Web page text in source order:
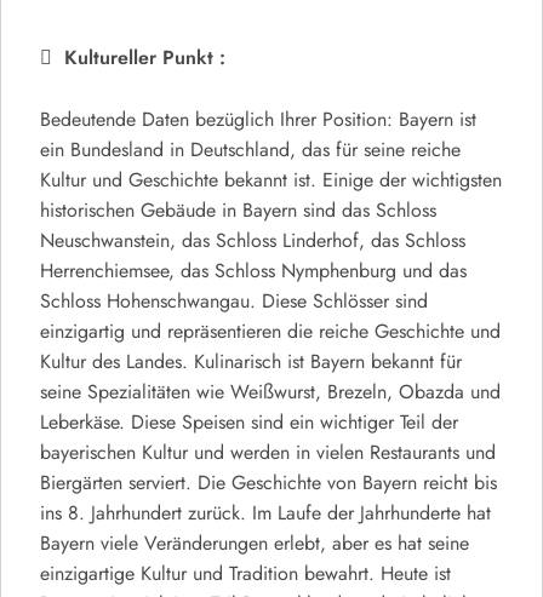
Kultureller Punkt :
Bedeutende Daten bezüglich Ihrer Position: Bayern ist
ein Bundesland in Deutschland, das für seine reiche
Kultur und Geschichte bekannt ist. Einige der wichtigsten
historischen Gebäude in Bayern sind das Schloss
Neuschwanstein, das Schloss Linderhof, das Schloss
Herrenchiemsee, das Schloss Nymphenburg und das
Schloss Hohenschwangau. Diese Schlösser sind
einzigartig und repräsentieren die reiche Geschichte und
Kultur des Landes. Kulinarisch ist Bayern bekannt für
seine Spezialitäten wie Weißwurst, Brezeln, Obazda und
Leberkäse. Diese Speisen sind ein wichtiger Teil der
bayerischen Kultur und werden in vielen Restaurants und
Biergärten serviert. Die Geschichte von Bayern reicht bis
ins 8. Jahrhundert zurück. Im Laufe der Jahrhunderte hat
Bayern viele Veränderungen erlebt, aber es hat seine
einzigartige Kultur und Tradition bewahrt. Heute ist